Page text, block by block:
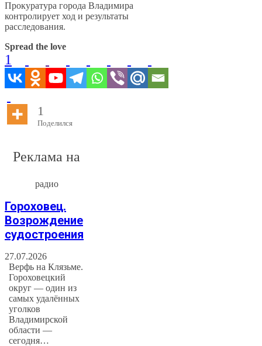
Прокуратура города Владимира
контролирует ход и результаты
расследования.
Spread the love
1
1
Поделился
Реклама на
радио
Гороховец.
Возрождение
судостроения
27.07.2026
Верфь на Клязьме.
Гороховецкий
округ — один из
самых удалённых
уголков
Владимирской
области —
сегодня…